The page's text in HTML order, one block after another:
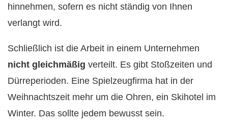
hinnehmen, sofern es nicht ständig von Ihnen
verlangt wird.
Schließlich ist die Arbeit in einem Unternehmen
nicht gleichmäßig verteilt. Es gibt Stoßzeiten und
Dürreperioden. Eine Spielzeugfirma hat in der
Weihnachtszeit mehr um die Ohren, ein Skihotel im
Winter. Das sollte jedem bewusst sein.